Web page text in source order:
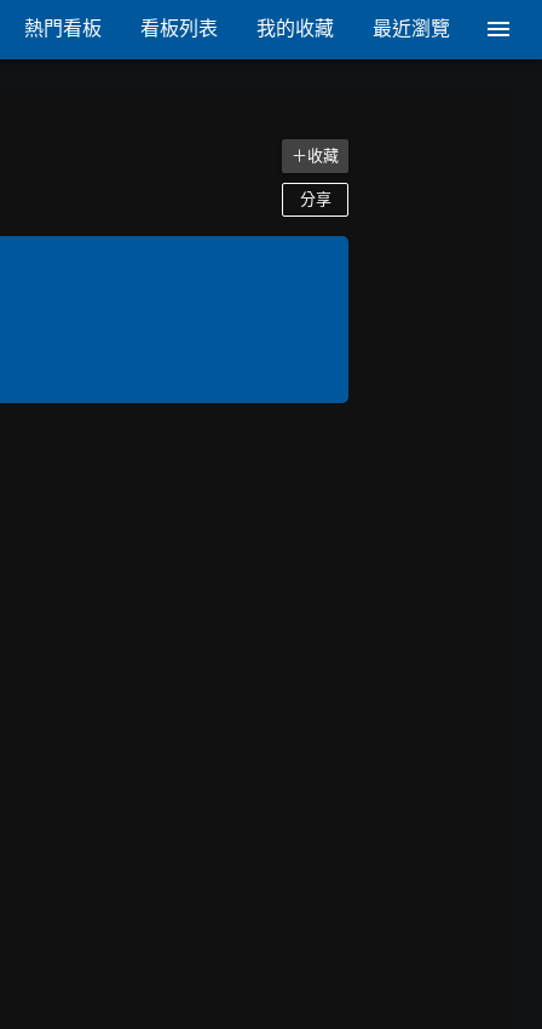
熱門看板 看板列表 我的收藏 最近瀏覽
＋收藏
分享